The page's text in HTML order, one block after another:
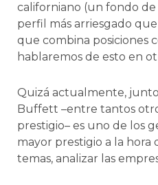
californiano (un fondo
perfil más arriesgado
que combina posiciones
hablaremos de esto en
Quizá actualmente,
Buffett –entre tantos
prestigio– es uno de los
mayor prestigio a la hora
temas, analizar las